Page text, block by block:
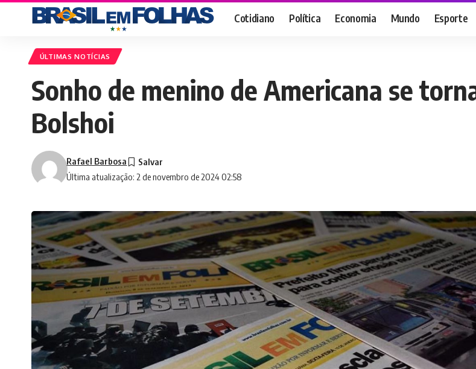
Cotidiano Política Economia Mundo Esporte
ÚLTIMAS NOTÍCIAS
Sonho de menino de Americana se
Bolshoi
Última atualização: 2 de novembro de 2024 02:58
Rafael Barbosa